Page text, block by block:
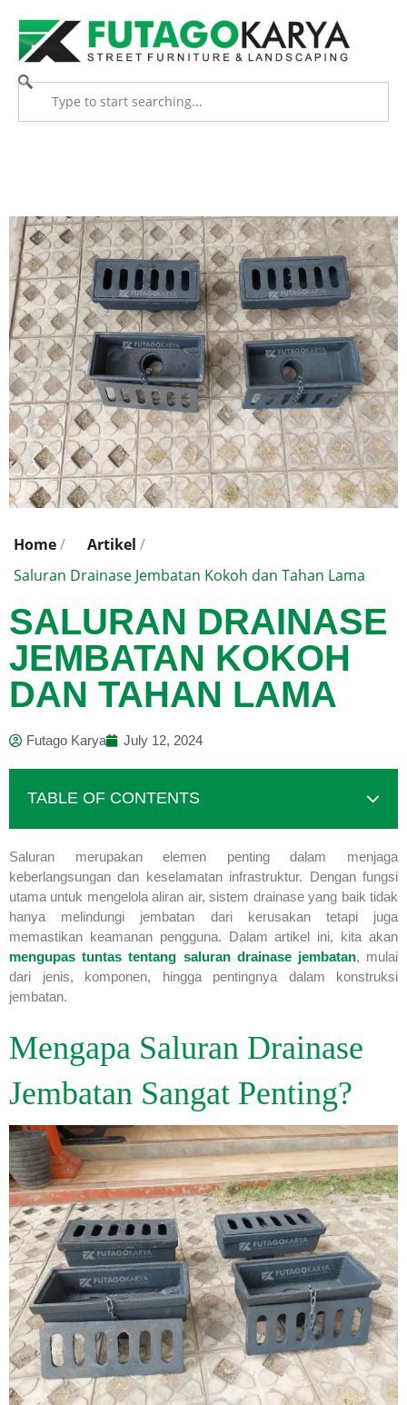
Home/ Artikel /
Saluran Drainase Jembatan Kokoh dan Tahan Lama
SALURAN DRAINASE
JEMBATAN KOKOH
DAN TAHAN LAMA
Futago Karya July 12, 2024
TABLE OF CONTENTS
Saluran merupakan elemen penting dalam menjaga
keberlangsungan dan keselamatan infrastruktur. Dengan fungsi
utama untuk mengelola aliran air, sistem drainase yang baik tidak
hanya melindungi jembatan dari kerusakan tetapi juga
memastikan keamanan pengguna. Dalam artikel ini, kita akan
mengupas tuntas tentang saluran drainase jembatan, mulai
dari jenis, komponen, hingga pentingnya dalam konstruksi
jembatan.
Mengapa Saluran Drainase
Jembatan Sangat Penting?